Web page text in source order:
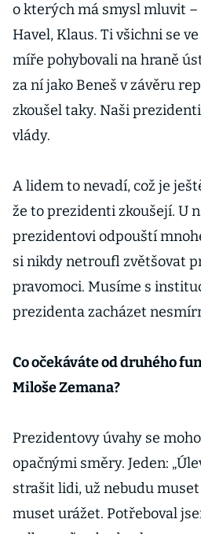
o kterých má smysl mluvit –
Havel, Klaus. Ti všichni se
míře pohybovali na hraně
za ní jako Beneš v závěru
zkoušel taky. Naši
vlády.
A lidem to nevadí, což je
že to prezidenti zkoušejí. U
prezidentovi odpouští
si nikdy netroufl zvětšovat
pravomoci. Musíme s
prezidenta zacházet
Co očekáváte od druhého
Miloše Zemana?
Prezidentovy úvahy se
opačnými směry. Jeden:
strašit lidi, už nebudu
muset urážet. Potřeboval